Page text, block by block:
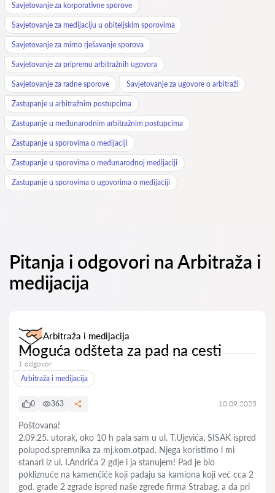
Savjetovanje za korporativne sporove
Savjetovanje za medijaciju u obiteljskim sporovima
Savjetovanje za mirno rješavanje sporova
Savjetovanje za pripremu arbitražnih ugovora
Savjetovanje za radne sporove Savjetovanje za ugovore o arbitraži
Zastupanje u arbitražnim postupcima
Zastupanje u međunarodnim arbitražnim postupcima
Zastupanje u sporovima o medijaciji
Zastupanje u sporovima o međunarodnoj medijaciji
Zastupanje u sporovima o ugovorima o medijaciji
Pitanja i odgovori na Arbitraža i
medijacija
Arbitraža i medijacija
Moguća odšteta za pad na cesti
1 odgovor
Arbitraža i medijacija
0 363 10.09.2025
Poštovana!
2.09.25. utorak, oko 10 h pala sam u ul. T.Ujevića, SISAK ispred
polupod.spremnika za mj.kom.otpad. Njega koristimo i mi
stanari iz ul. I.Andrića 2 gdje i ja stanujem! Pad je bio
pokliznuće na kamenčiće koji padaju sa kamiona koji već cca 2
god. grade 2 zgrade ispred naše zgređe firma Strabag, a da pri